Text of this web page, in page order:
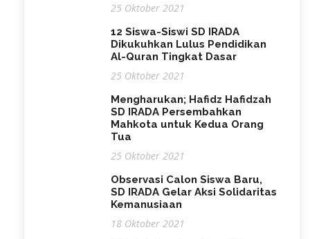
25 Oktober 2021
12 Siswa-Siswi SD IRADA
Dikukuhkan Lulus Pendidikan
Al-Quran Tingkat Dasar
25 Oktober 2021
Mengharukan; Hafidz Hafidzah
SD IRADA Persembahkan
Mahkota untuk Kedua Orang
Tua
25 Oktober 2021
Observasi Calon Siswa Baru,
SD IRADA Gelar Aksi Solidaritas
Kemanusiaan
18 Oktober 2021